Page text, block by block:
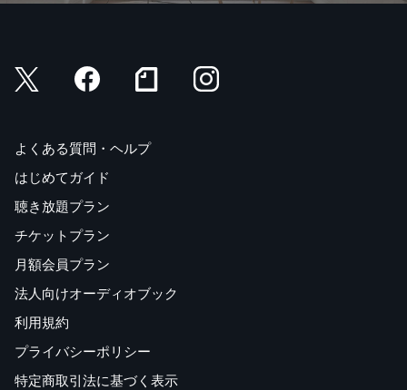
よくある質問・ヘルプ
はじめてガイド
聴き放題プラン
チケットプラン
月額会員プラン
法人向けオーディオブック
利用規約
プライバシーポリシー
特定商取引法に基づく表示